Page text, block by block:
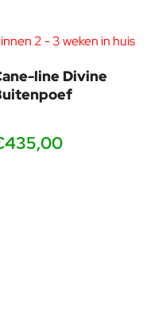
2 - 3 weken in huis
line Divine